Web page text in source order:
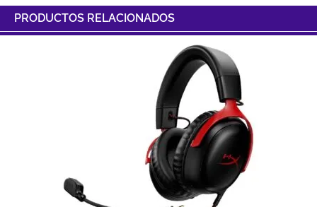
PRODUCTOS RELACIONADOS